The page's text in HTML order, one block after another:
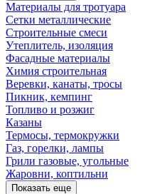
Материалы для тротуара
Сетки металлические
Строительные смеси
Утеплитель, изоляция
Фасадные материалы
Химия строительная
Веревки, канаты, тросы
Пикник, кемпинг
Топливо и розжиг
Казаны
Термосы, термокружки
Газ, горелки, лампы
Грили газовые, угольные
Жаровни, коптильни
Показать еще